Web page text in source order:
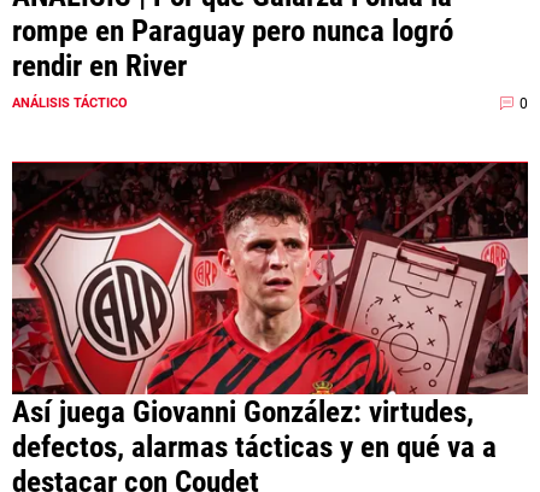
rompe en Paraguay pero nunca logró
rendir en River
ANÁLISIS TÁCTICO 0
Así juega Giovanni González: virtudes,
defectos, alarmas tácticas y en qué va a
destacar con Coudet